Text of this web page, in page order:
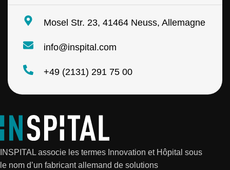
Mosel Str. 23, 41464 Neuss, Allemagne
info@inspital.com
+49 (2131) 291 75 00
INSPITAL associe les termes Innovation et Hôpital sous
le nom d’un fabricant allemand de solutions